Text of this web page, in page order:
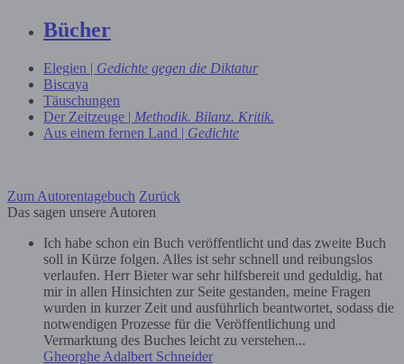
Bücher
Elegien | Gedichte gegen die Diktatur
Biscaya
Täuschungen
Der Zeitzeuge | Methodik. Bilanz. Kritik.
Aus einem fernen Land | Gedichte
Zum Autorentagebuch Zurück
Das sagen unsere Autoren
Ich habe schon ein Buch veröffentlicht und das zweite Buch
soll in Kürze folgen. Alles ist sehr schnell und reibungslos
verlaufen. Herr Bieter war sehr hilfsbereit und geduldig, hat
mir in allen Hinsichten zur Seite gestanden, meine Fragen
wurden in kurzer Zeit und ausführlich beantwortet, sodass die
notwendigen Prozesse für die Veröffentlichung und
Vermarktung des Buches leicht zu verstehen...
Gheorghe Adalbert Schneider